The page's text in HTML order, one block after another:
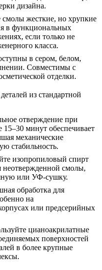
дизайна.
смолы жесткие, но хрупкие
в функциональных
если только не
класса.
в сером, белом,
Совместимы с
отделки.
из стандартной
отверждение при
минут обеспечивает
механические
стабильность.
изопропиловый спирт
неотвержденной смолы,
или УФ-сушку.
обработка для
на
или предсерийных
цианоакрилатные
поверхностей
в более крупные